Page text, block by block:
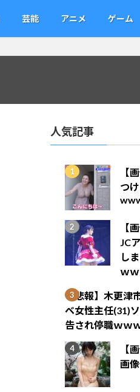
芸能 アニメ ゲーム
人気記事
【
つ
【
JC
し
ｗ
【悲報】木更津
ベ女性主任(31)
告され停職ｗｗ
【
画